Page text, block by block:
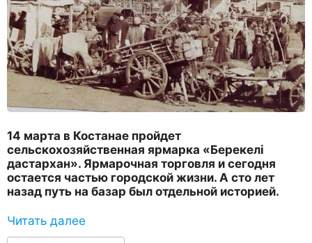
14 марта в Костанае пройдет
сельскохозяйственная ярмарка «Берекелі
дастархан». Ярмарочная торговля и сегодня
остается частью городской жизни. А сто лет
назад путь на базар был отдельной историей.
Читать далее